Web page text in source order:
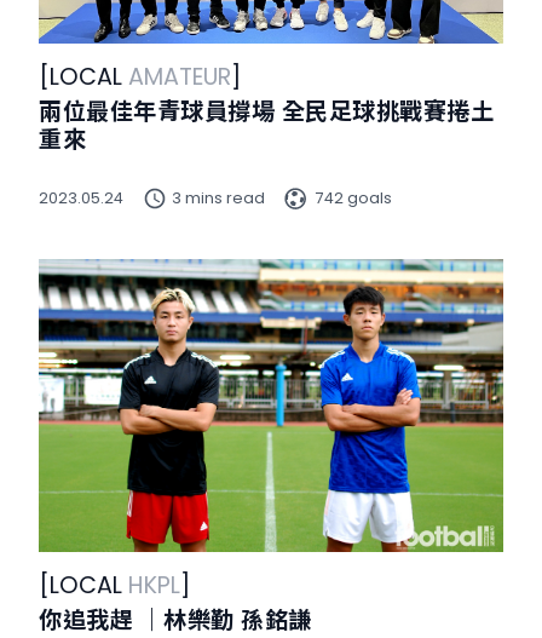
LOCAL AMATEUR
兩位最佳年青球員撐場 全民足球挑戰賽捲土
重來
2023.05.24 3 mins read 742 goals
LOCAL HKPL
你追我趕 ｜林樂勤 孫銘謙